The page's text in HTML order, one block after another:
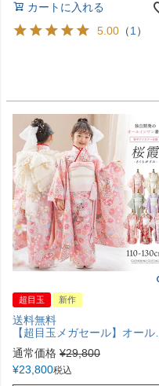
カートに入れる
5.00 （1 ）
超目玉 新作
送料無料
【超目玉メガセール】オールインワン着物《桜霞》 着物ワンピース 背中ファスナー かんたん着付け 七五三 和装 リボン 花柄チュール ピンク 赤 白 紫 緑 和柄 古典柄 女の子 キッズ お正月 写真撮影 お参り キャサリンコテージ TAK
通常価格 ¥29,800
¥23,800税込